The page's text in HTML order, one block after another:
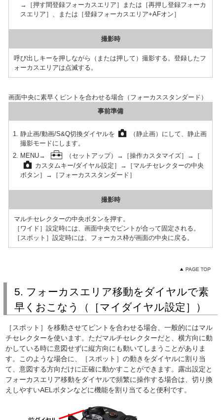
→［押す間登録フォーカスエリア］または［再押し登録フォーカ
スエリア］、または［登録フォーカスエリア+AFオン］
撮影時
呼び出しキーを押しながら（または押して）撮影する。登録したフ
ォーカスエリアは点滅する。
画面中央に素早くピントを合わせる場合（フォーカススタンダード）
事前準備
静止画/動画/S&Q切換ダイヤルを
（静止画）にして、静止画
撮影モードにします。
MENU→
（セットアップ）→［操作カスタマイズ］→［
カスタムキー/ダイヤル設定］→［マルチセレクターの中央
ボタン］→［フォーカススタンダード］
撮影時
マルチセレクターの中央ボタンを押す。
［ワイド］設定時には、画面中央でピントが合って固定される。
［スポット］設定時には、フォーカス枠が画面の中央に戻る。
5. フォーカスエリア移動をダイヤルで素
早くおこなう（［マイダイヤル設定］）
［スポット］を移動させてピントを合わせる場合、一般的にはマル
チセレクターを使います。ただマルチセレクターだと、横方向に動
かしている時に意図せずに縦方向にも動いてしまうことがありま
す。このような場合に、［スポット］の動きをダイヤルに割り当
て、意図する方向だけに正確に動かすことができます。露出設定と
フォーカスエリア移動をダイヤルで頻繁に操作する場合は、切り換
えしやすいAELボタンなどに機能を割り当てると便利です。